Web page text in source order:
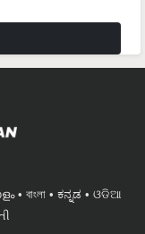
বাংলা ಕನ್ನಡ
ଓଡିଆ